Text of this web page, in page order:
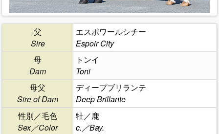
父
Sire
エスポワールシチー
Espoir City
母
Dam
トンイ
Toni
母父
Sire of Dam
ディープブリランテ
Deep Brillante
性別／毛色
Sex／Color
牡／鹿
c.／Bay.